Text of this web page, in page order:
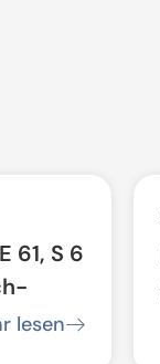
61, S 6
lesen